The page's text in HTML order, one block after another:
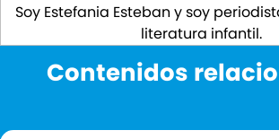
Soy Estefania Esteban y soy
literatura infantil.
Contenidos